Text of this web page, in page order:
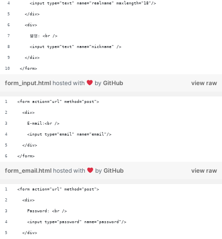
    <input type="text" name="realname" maxlength="18"/>
  </div>
  <div>
    별명: <br />
    <input type="text" name="nickname" />
  </div>
</form>
view raw
form_input.html hosted with by GitHub
<form action="url" method="post">
  <div>
    E-mail:<br />
    <input type="email" name="email"/>
  </div>
</form>
view raw
form_email.html hosted with by GitHub
<form action="url" method="post">
  <div>
    Password: <br />
    <input type="password" name="password"/>
  </div>